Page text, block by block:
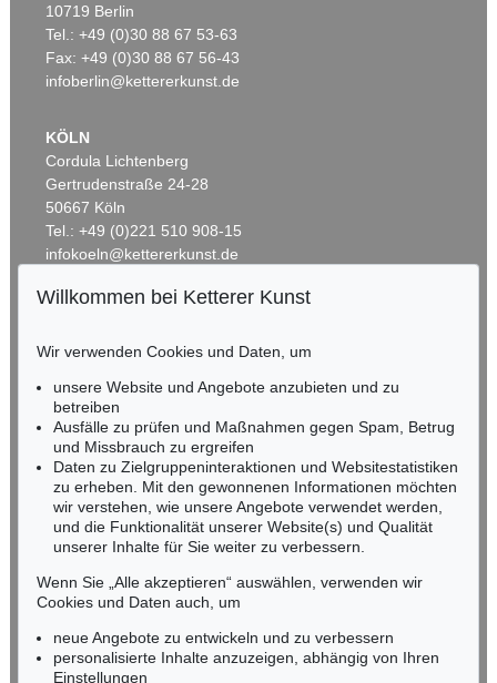
ERNST WILHELM NAY
Sonnenzirkel, 1956
Ergebnis:€ 889.000
Auktion 550 - Lot 30
Ene mene ming mang
, 1955
Ergebnis:€ 698.500
Auktion 600 - Lot 30
Helle Chromatik , 1962
Ergebnis:€ 593.400
Auktion 525 - Lot 223
ERNST WILHELM NAY
In freien Rhythmen, 1957
Ergebnis:€ 575.000
10719 Berlin
Tel.: +49 (0)30 88 67 53-63
Fax: +49 (0)30 88 67 56-43
infoberlin@kettererkunst.de
KÖLN
Cordula Lichtenberg
Gertrudenstraße 24-28
50667 Köln
Tel.: +49 (0)221 510 908-15
infokoeln@kettererkunst.de
RHEINLAND-PFALZ
Miriam Heß
Tel.: +49 (0)62 21 58 80-038
Fax: +49 (0)62 21 58 80-595
infoheidelberg@kettererkunst.de
NORDDEUTSCHLAND
Nico Kassel, M.A.
Tel.: +49 (0)89 55244-164
Mobil: +49 (0)171 8618661
n.kassel@kettererkunst.de
Willkommen bei Ketterer Kunst
Wir verwenden Cookies und Daten, um
unsere Website und Angebote anzubieten und zu
betreiben
Ausfälle zu prüfen und Maßnahmen gegen Spam, Betrug
und Missbrauch zu ergreifen
Daten zu Zielgruppeninteraktionen und Websitestatistiken
zu erheben. Mit den gewonnenen Informationen möchten
wir verstehen, wie unsere Angebote verwendet werden,
und die Funktionalität unserer Website(s) und Qualität
unserer Inhalte für Sie weiter zu verbessern.
Wenn Sie „Alle akzeptieren“ auswählen, verwenden wir
Cookies und Daten auch, um
neue Angebote zu entwickeln und zu verbessern
personalisierte Inhalte anzuzeigen, abhängig von Ihren
Einstellungen